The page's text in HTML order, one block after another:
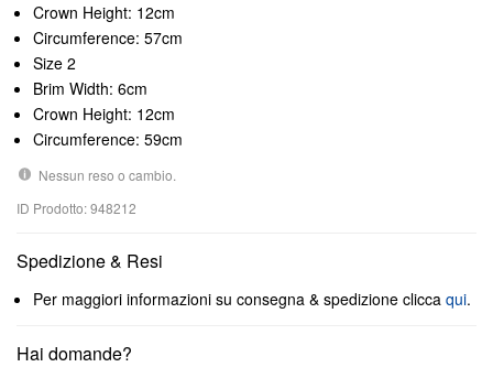
Crown Height: 12cm
Circumference: 57cm
Size 2
Brim Width: 6cm
Crown Height: 12cm
Circumference: 59cm
Nessun reso o cambio.
ID Prodotto: 948212
Spedizione & Resi
Per maggiori informazioni su consegna & spedizione clicca qui.
Hai domande?